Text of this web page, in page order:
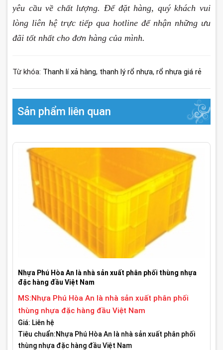
yêu cầu về chất lượng. Để đặt hàng, quý khách vui
lòng liên hệ trực tiếp qua hotline để nhận những ưu
đãi tốt nhất cho đơn hàng của mình.
Từ khóa: Thanh lí xả hàng, thanh lý rổ nhựa, rổ nhựa giá rẻ
Sản phẩm liên quan
Nhựa Phú Hòa An là nhà sản xuất phân phối thùng nhựa
đặc hàng đầu Việt Nam
MS:Nhựa Phú Hòa An là nhà sản xuất phân phối
thùng nhựa đặc hàng đầu Việt Nam
Giá: Liên hệ
Tiêu chuẩn:Nhựa Phú Hòa An là nhà sản xuất phân phối
thùng nhựa đặc hàng đầu Việt Nam